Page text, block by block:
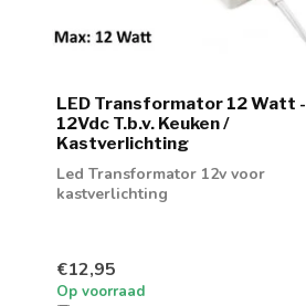
LED Transformator 12 Watt -
12Vdc T.b.v. Keuken /
Kastverlichting
Led Transformator 12v voor
kastverlichting
€12,95
Op voorraad